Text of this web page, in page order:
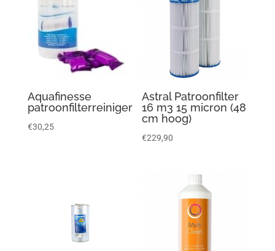
Aquafinesse
patroonfilterreiniger
€30,25
Astral Patroonfilter
16 m3 15 micron (48
cm hoog)
€229,90